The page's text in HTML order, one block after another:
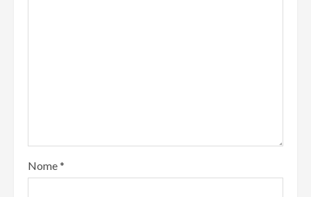
Nome*